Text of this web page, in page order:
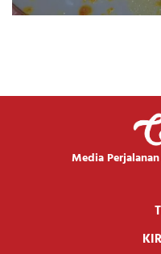
Media